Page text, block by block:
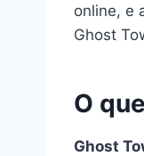
online, e
Ghost
O
Ghost